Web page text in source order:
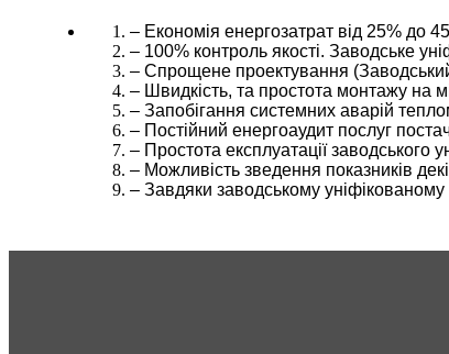
– Економія енергозатрат від 25% до
– 100% контроль якості. Заводське
– Спрощене проектування
– Швидкість, та простота монтажу на
– Запобігання системних аварій
– Постійний енергоаудит послуг
– Простота експлуатації заводського
– Можливість зведення показників
– Завдяки заводському